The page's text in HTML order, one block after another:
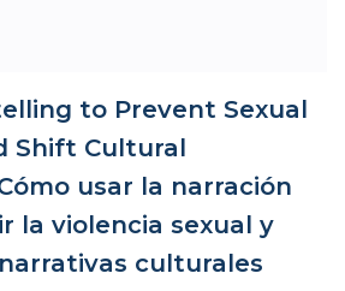
to Prevent Sexual
Shift Cultural
usar la narración
la violencia sexual y
culturales